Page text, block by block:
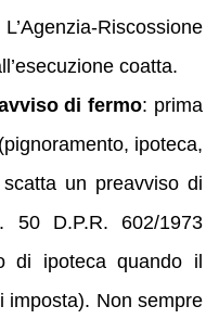
Riscossione
coatta.
di fermo: prima
ipoteca,
un preavviso di
50 D.P.R. 602/1973
di ipoteca quando il
imposta). Non sempre